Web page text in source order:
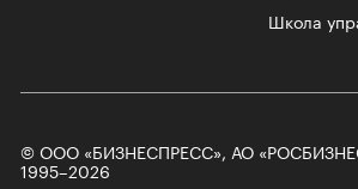
Школа
© ООО «БИЗНЕСПРЕСС», АО
1995–2026